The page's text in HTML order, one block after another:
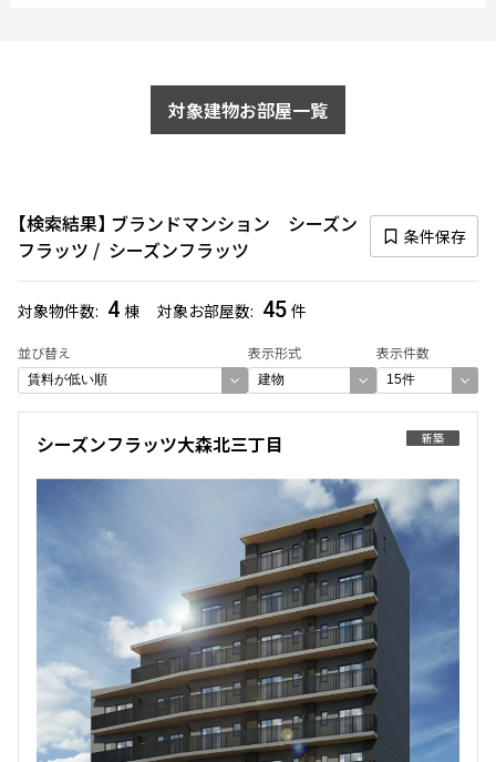
対象建物お部屋一覧
検索結果 ブランドマンション シーズン
フラッツ
シーズンフラッツ 条件保存
対象物件数 4 棟 対象お部屋数 45 件
並び替え 表示形式 表示件数
新築
シーズンフラッツ大森北三丁目